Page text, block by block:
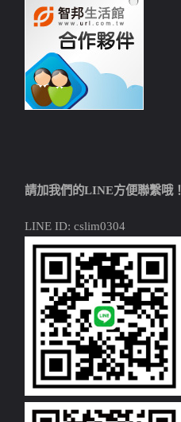
請加我們的LINE方便聯繫哦！
LINE ID: cslim0304